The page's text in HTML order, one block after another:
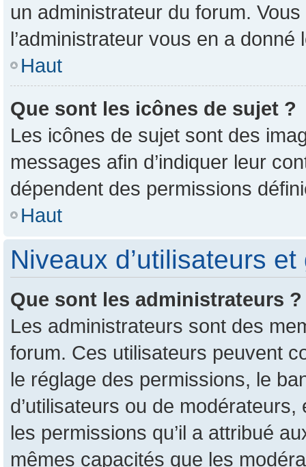
un administrateur du forum.
l’administrateur vous en a donné
Haut
Que sont les icônes de sujet ?
Les icônes de sujet sont des
messages afin d’indiquer leur
dépendent des permissions
Haut
Niveaux d’utilisateurs
Que sont les administrateurs ?
Les administrateurs sont des
forum. Ces utilisateurs peuvent
le réglage des permissions, le
d’utilisateurs ou de
les permissions qu’il a attribué
mêmes capacités que les